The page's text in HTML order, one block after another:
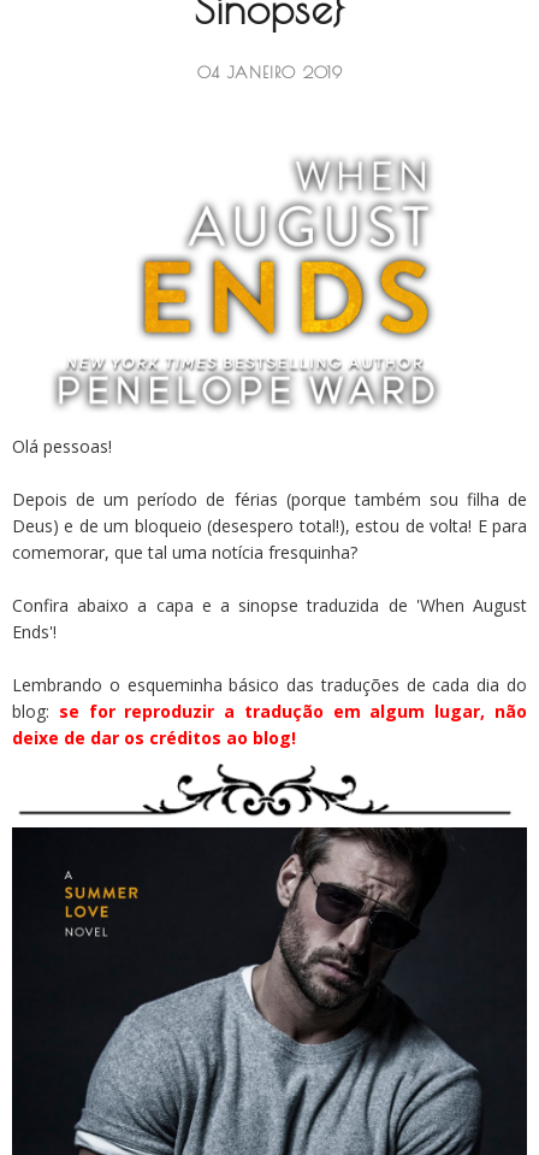
04 JANEIRO 2019
Olá pessoas!
Depois de um período de férias (porque também sou filha de
Deus) e de um bloqueio (desespero total!), estou de volta! E para
comemorar, que tal uma notícia fresquinha?
Confira abaixo a capa e a sinopse traduzida de 'When August
Ends'!
Lembrando o esqueminha básico das traduções de cada dia do
blog: se for reproduzir a tradução em algum lugar, não
deixe de dar os créditos ao blog!